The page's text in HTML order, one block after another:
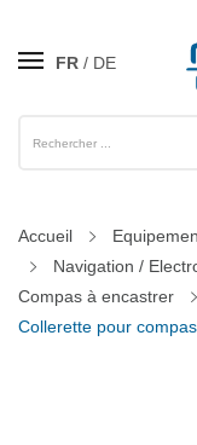
FR DE
Accueil
Navigation /
Compas à encastrer
Collerette pour